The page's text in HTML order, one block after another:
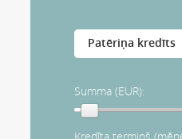
Summa (EUR):